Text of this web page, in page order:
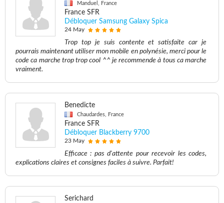
Manduel, France
France SFR
Débloquer Samsung Galaxy Spica
24 May
Trop top je suis contente et satisfaite car je
pourrais maintenant utiliser mon mobile en polynésie, merci pour le
code ca marche trop trop cool ^^ je recommende à tous ca marche
vraiment.
Benedicte
Chaudardes, France
France SFR
Débloquer Blackberry 9700
23 May
Efficace : pas d'attente pour recevoir les codes,
explications claires et consignes faciles à suivre. Parfait!
Serichard